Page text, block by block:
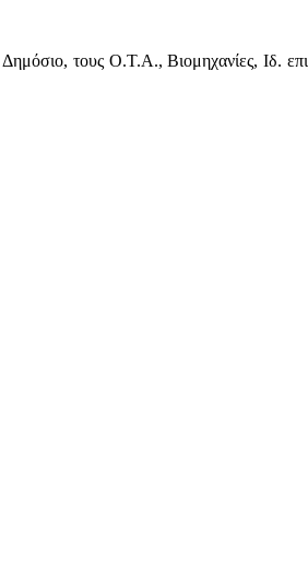
τους Ο.Τ.Α., Βιομηχανίες, Ιδ.